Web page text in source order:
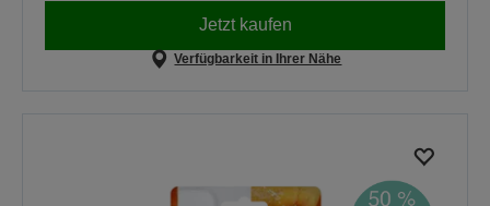
Jetzt kaufen
Verfügbarkeit in Ihrer Nähe